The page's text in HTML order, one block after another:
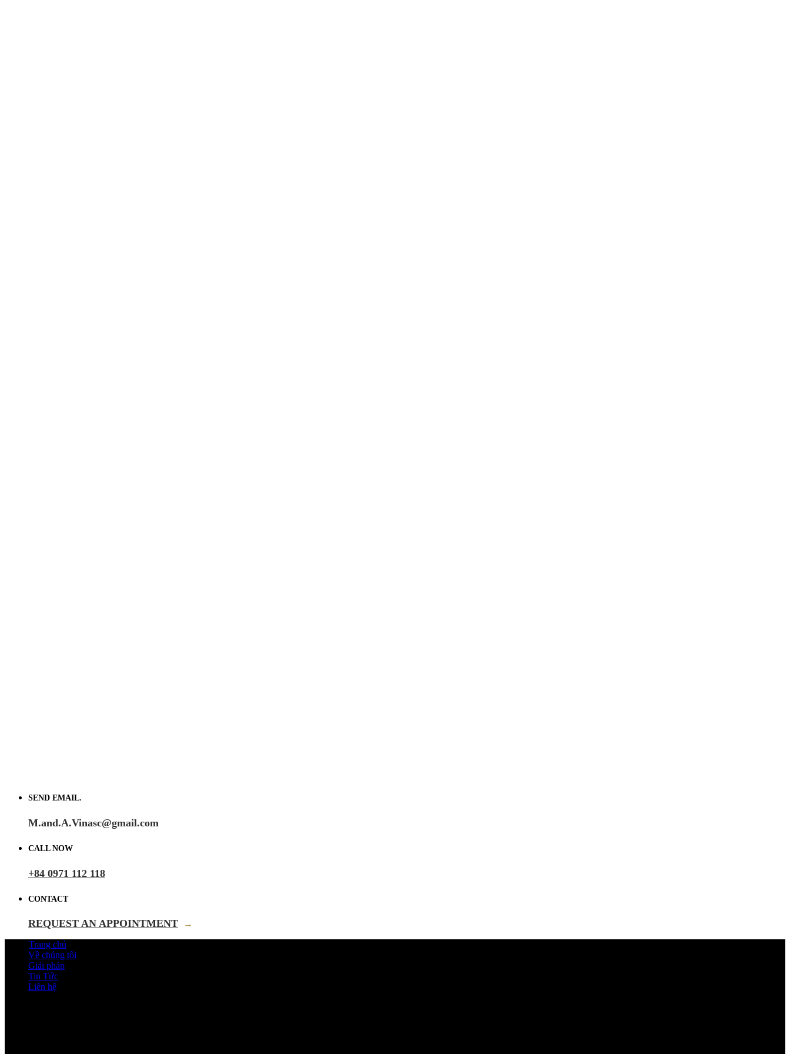
SEND EMAIL.
M.and.A.Vinasc@gmail.com
CALL NOW
+84 0971 112 118
CONTACT
REQUEST AN APPOINTMENT →
Trang chủ
Về chúng tôi
Giải pháp
Tin Tức
Liên hệ